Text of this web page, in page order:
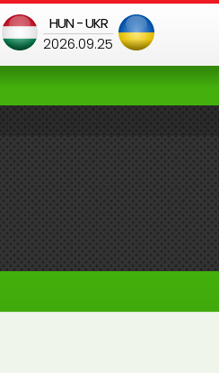
HUN - UKR
2026.09.25